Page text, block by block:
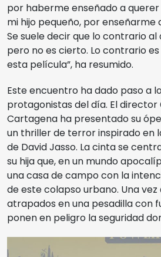
por haberme enseñado a
mi hijo pequeño, por enseñarme
Se suele decir que lo contrario
pero no es cierto. Lo contrario
esta película”, ha resumido.
Este encuentro ha dado paso a
protagonistas del día. El
Cartagena ha presentado su
un thriller de terror inspirado en
de David Jasso. La cinta se
su hija que, en un mundo
una casa de campo con la
de este colapso urbano. Una vez
atrapados en una pesadilla con
ponen en peligro la seguridad